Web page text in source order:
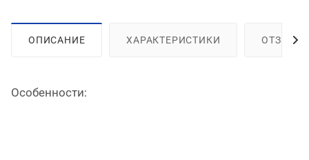
ОПИСАНИЕ ХАРАКТЕРИСТИКИ ОТЗЫВЫ
Особенности: